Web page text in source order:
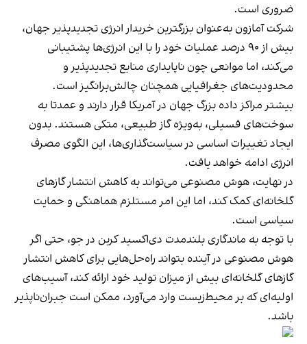
ضروری است.
شرکت آمازون به‌عنوان بزرگترین خریدار انرژی تجدیدپذیر جهان،
بیش از ۹۰ درصد عملیات خود را با این انرژی‌ها پشتیبانی
می‌کند، اما موانعی چون ناپایداری منابع تجدیدپذیر و
محدودیت‌های جغرافیایی همچنان چالش‌برانگیز است.
بیشتر مراکز داده بزرگ جهان در آمریکا قرار دارند و عمدتا به
سوخت‌های فسیلی، به‌ویژه گاز طبیعی، متکی هستند. بدون
ایجاد تغییرات اساسی در سیاست‌گذاری‌ها، این الگوی مصرف
انرژی ادامه خواهد یافت.
در نهایت، هوش مصنوعی می‌تواند به کاهش انتشار گازهای
گلخانه‌ای کمک کند، اما این امر مستلزم هماهنگی و حمایت
سیاسی است.
با توجه به ماندگاری بلندمدت دی‌اکسید کربن در جو، حتی اگر
هوش مصنوعی در آینده بتواند راه‌حل‌هایی برای کاهش انتشار
گازهای گلخانه‌ای بیش از میزان تولید خود ارائه کند، آسیب‌های
اولیه‌ای که بر محیط‌زیست وارد می‌آورد، ممکن است جبران‌ناپذیر
باشد.